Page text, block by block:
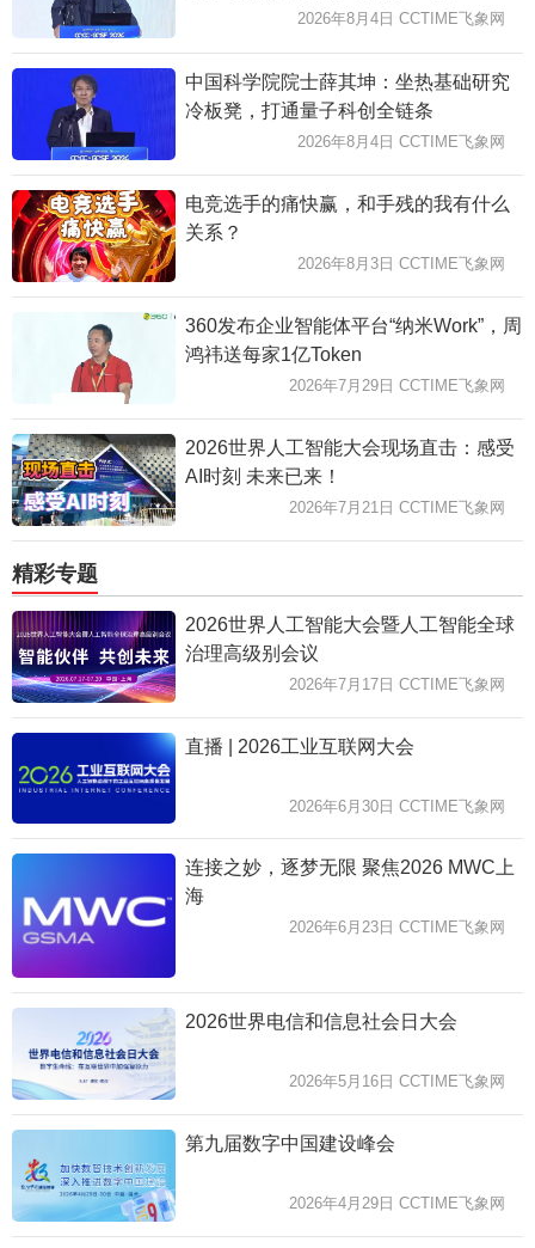
2026年8月4日 CCTIME飞象网
中国科学院院士薛其坤：坐热基础研究
冷板凳，打通量子科创全链条
2026年8月4日 CCTIME飞象网
电竞选手的痛快赢，和手残的我有什么
关系？
2026年8月3日 CCTIME飞象网
360发布企业智能体平台“纳米Work”，周
鸿祎送每家1亿Token
2026年7月29日 CCTIME飞象网
2026世界人工智能大会现场直击：感受
AI时刻 未来已来！
2026年7月21日 CCTIME飞象网
精彩专题
2026世界人工智能大会暨人工智能全球
治理高级别会议
2026年7月17日 CCTIME飞象网
直播 | 2026工业互联网大会
2026年6月30日 CCTIME飞象网
连接之妙，逐梦无限 聚焦2026 MWC上
海
2026年6月23日 CCTIME飞象网
2026世界电信和信息社会日大会
2026年5月16日 CCTIME飞象网
第九届数字中国建设峰会
2026年4月29日 CCTIME飞象网